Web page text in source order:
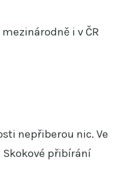
i v ČR
nepřiberou nic. Ve
Skokové přibírání